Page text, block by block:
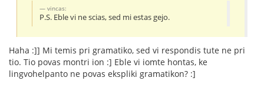
vincas:
P.S. Eble vi ne scias, sed mi estas gejo.
Haha :]] Mi temis pri gramatiko, sed vi respondis tute ne pri
tio. Tio povas montri ion :] Eble vi iomte hontas, ke
lingvohelpanto ne povas ekspliki gramatikon? :]